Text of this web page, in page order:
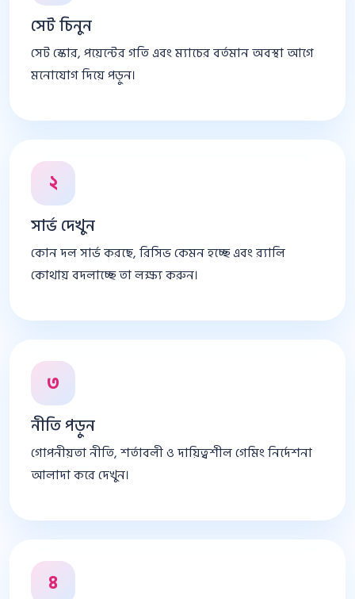
সেট চিনুন
সেট স্কোর, পয়েন্টের গতি এবং ম্যাচের বর্তমান অবস্থা আগে
মনোযোগ দিয়ে পড়ুন।
২
সার্ভ দেখুন
কোন দল সার্ভ করছে, রিসিভ কেমন হচ্ছে এবং র‍্যালি
কোথায় বদলাচ্ছে তা লক্ষ্য করুন।
৩
নীতি পড়ুন
গোপনীয়তা নীতি, শর্তাবলী ও দায়িত্বশীল গেমিং নির্দেশনা
আলাদা করে দেখুন।
৪